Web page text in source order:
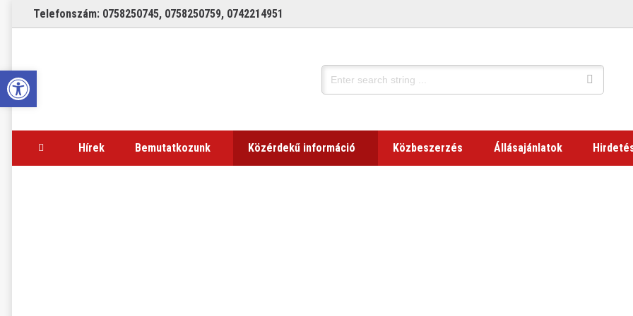
Telefonszám: 0758250745, 0758250759, 0742214951
Hírek Bemutatkozunk Közérdekű információ Közbeszerzés Állásajánlatok
Open toolbar